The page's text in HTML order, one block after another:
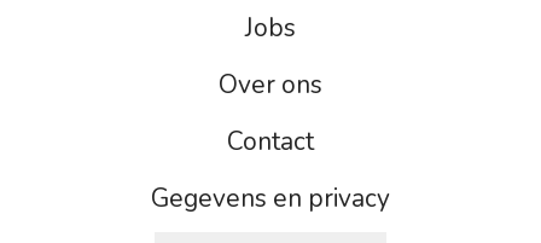
Jobs
Over ons
Contact
Gegevens en privacy